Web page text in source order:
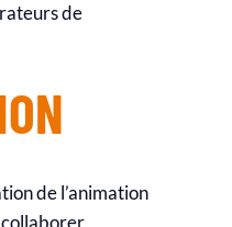
de
de l’animation